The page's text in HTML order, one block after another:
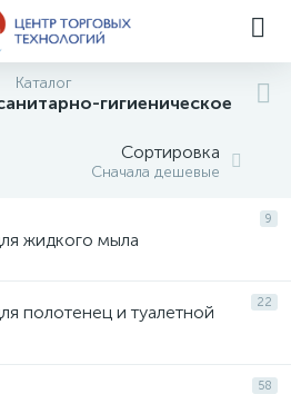
Каталог
гигиеническое
Сортировка
Сначала дешевые
9
жидкого мыла
22
полотенец и туалетной
58